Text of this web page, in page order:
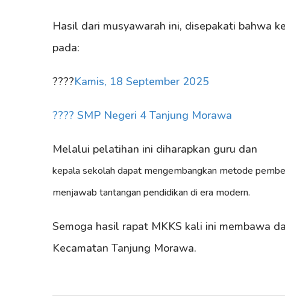
Hasil dari musyawarah ini, disepakati bahwa
pada:
????Kamis, 18 September 2025
???? SMP Negeri 4 Tanjung Morawa
Melalui pelatihan ini diharapkan guru dan
kepala sekolah dapat mengembangkan metode
menjawab tantangan pendidikan di era modern.
Semoga hasil rapat MKKS kali ini membawa
Kecamatan Tanjung Morawa.